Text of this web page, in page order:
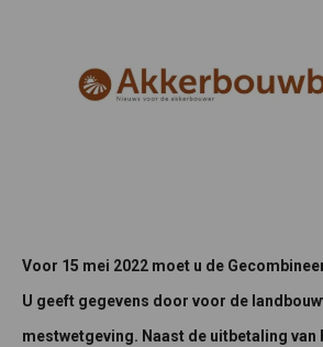
Voor 15 mei 2022 moet u de
U geeft gegevens door voor de
mestwetgeving. Naast de uitbetaling